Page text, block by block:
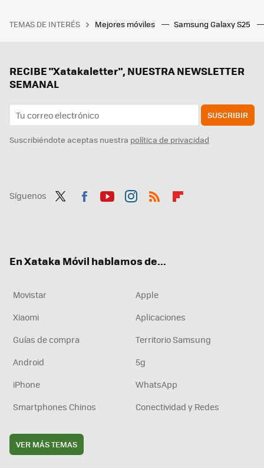
TEMAS DE INTERÉS Mejores móviles Samsung Galaxy S25
RECIBE "Xatakaletter", NUESTRA NEWSLETTER
SEMANAL
SUSCRIBIR
Suscribiéndote aceptas nuestra política de privacidad
Síguenos
En Xataka Móvil hablamos de...
Movistar
Apple
Xiaomi
Aplicaciones
Guías de compra
Territorio Samsung
Android
5g
iPhone
WhatsApp
Smartphones Chinos
Conectividad y Redes
VER MÁS TEMAS